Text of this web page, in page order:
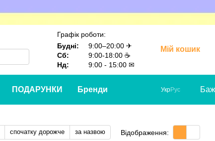
Графік роботи:
Будні:
9:00–20:00 ✈
Сб:
9:00-18:00 ☕
Нд:
9:00 - 15:00 ✉
Мій кошик
ПОДАРУНКИ Бренди УкрРус
спочатку дорожче за назвою Відображення: